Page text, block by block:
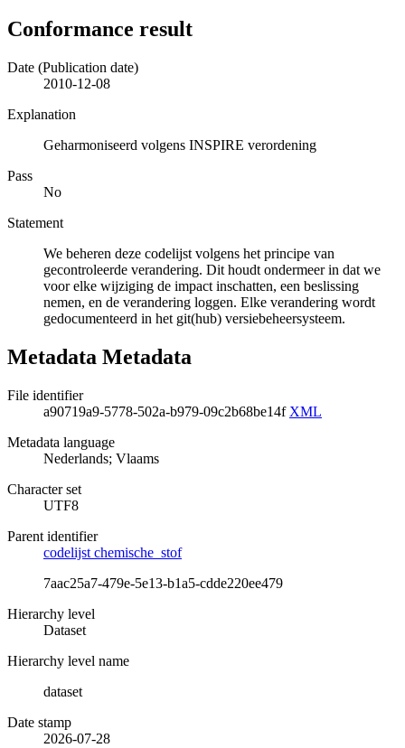
Conformance result
Date (Publication date)
2010-12-08
Explanation
Geharmoniseerd volgens INSPIRE verordening
Pass
No
Statement
We beheren deze codelijst volgens het principe van
gecontroleerde verandering. Dit houdt ondermeer in dat we
voor elke wijziging de impact inschatten, een beslissing
nemen, en de verandering loggen. Elke verandering wordt
gedocumenteerd in het git(hub) versiebeheersysteem.
Metadata Metadata
File identifier
a90719a9-5778-502a-b979-09c2b68be14f XML
Metadata language
Nederlands; Vlaams
Character set
UTF8
Parent identifier
codelijst chemische_stof
7aac25a7-479e-5e13-b1a5-cdde220ee479
Hierarchy level
Dataset
Hierarchy level name
dataset
Date stamp
2026-07-28